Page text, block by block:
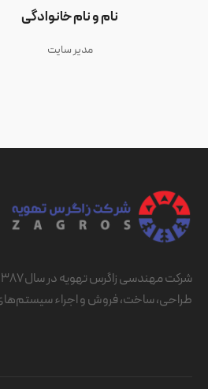
نام و نام خانوادگی
مدیر سایت
طراحی، ساخت، فروش و اجراء